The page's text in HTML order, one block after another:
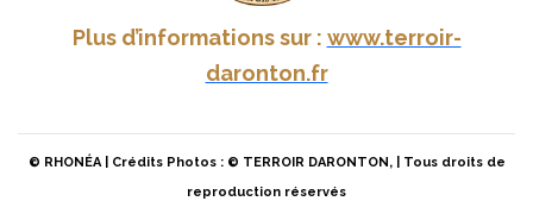
Plus d’informations sur : www.terroir-
daronton.fr
© RHONÉA | Crédits Photos : © TERROIR DARONTON, | Tous droits de
reproduction réservés